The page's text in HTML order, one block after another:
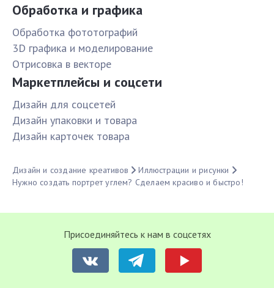
Обработка и графика
Обработка фототографий
3D графика и моделирование
Отрисовка в векторе
Маркетплейсы и соцсети
Дизайн для соцсетей
Дизайн упаковки и товара
Дизайн карточек товара
Дизайн и создание креативов
Иллюстрации и рисунки
Нужно создать портрет углем? Сделаем красиво и быстро!
Присоединяйтесь к нам в соцсетях